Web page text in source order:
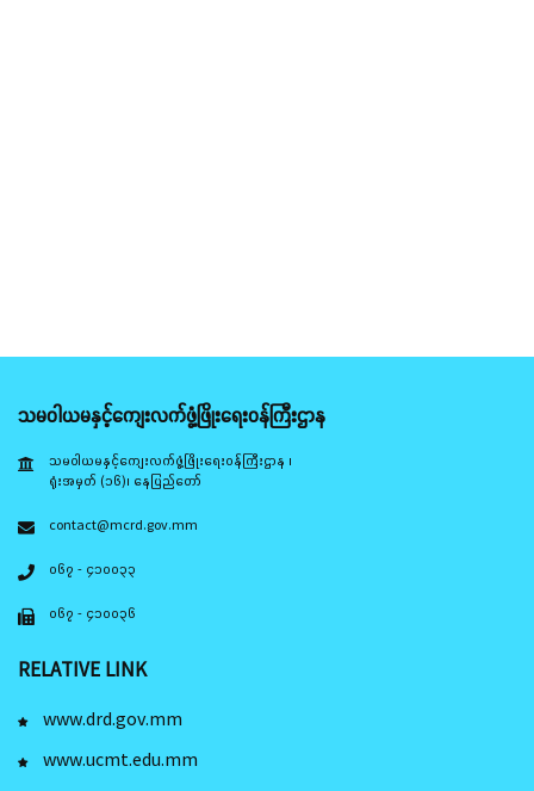
သမဝါယမနှင့်ကျေးလက်ဖွံ့ဖြိုးရေးဝန်ကြီးဌာန
သမဝါယမနှင့်ကျေးလက်ဖွံ့ဖြိုးရေးဝန်ကြီးဌာန ၊
ရုံးအမှတ် (၁၆)၊ နေပြည်တော်
contact@mcrd.gov.mm
၀၆၇ - ၄၁၀၀၃၃
၀၆၇ - ၄၁၀၀၃၆
RELATIVE LINK
www.drd.gov.mm
www.ucmt.edu.mm